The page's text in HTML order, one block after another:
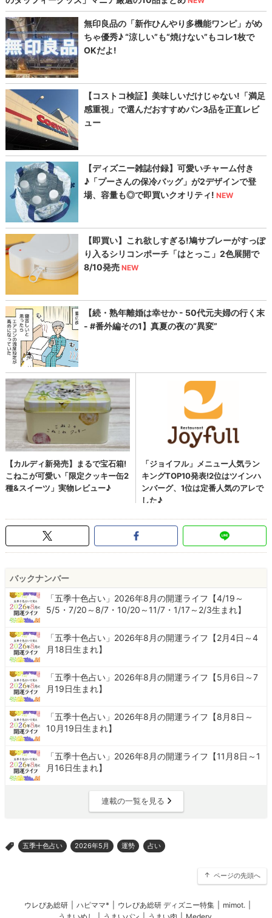
バックナンバー
「五季十色占い」2026年8月の開運ライフ【4/19～
5/5・7/20～8/7・10/20～11/7・1/17～2/3生まれ】
「五季十色占い」2026年8月の開運ライフ【2月4日～4
月18日生まれ】
「五季十色占い」2026年8月の開運ライフ【5月6日～7
月19日生まれ】
「五季十色占い」2026年8月の開運ライフ【8月8日～
10月19日生まれ】
「五季十色占い」2026年8月の開運ライフ【11月8日～1
月16日生まれ】
連載の一覧を見る
> 五季十色占い 2026年5月 運勢 占い
ページの先頭へ
ウレぴあ総研 ハピママ* ウレぴあ総研 ディズニー特集 mimot.